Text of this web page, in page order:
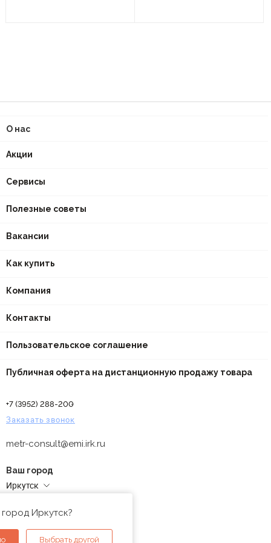
О нас
Акции
Сервисы
Полезные советы
Вакансии
Как купить
Компания
Контакты
Пользовательское соглашение
Публичная оферта на дистанционную продажу товара
+7 (3952) 288-200
Заказать звонок
metr-consult@emi.irk.ru
Ваш город
Иркутск
Иркутск?
Выбрать другой